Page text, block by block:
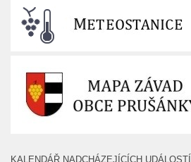
KALENDÁŘ NADCHÁZEJÍCÍCH UDÁLOSTÍ